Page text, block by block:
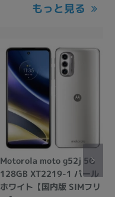
もっと見る
Motorola moto g52j 5G
128GB XT2219-1 パール
ホワイト【国内版 SIMフリ